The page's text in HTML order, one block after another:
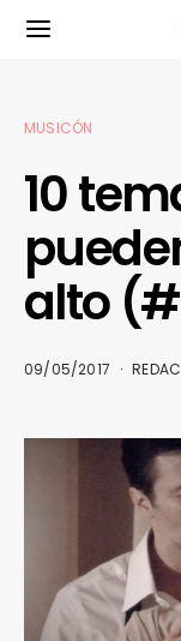
MUSICÓN
10
alto
09/05/2017